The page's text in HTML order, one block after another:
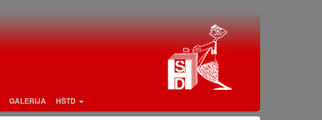
GALERIJA HŠTD